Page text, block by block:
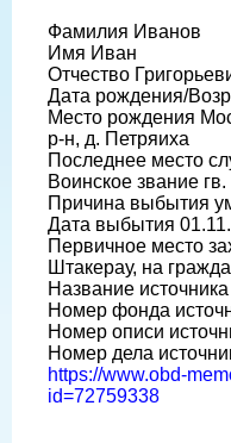
Фамилия Иванов
Имя Иван
Отчество
Дата рождения/
Место рождения
р-н, д. Петряиха
Последнее место
Воинское звание
Причина выбытия
Дата выбытия
Первичное место
Штакерау, на
Название
Номер фонда
Номер описи
Номер дела
https://www.obd-
id=72759338